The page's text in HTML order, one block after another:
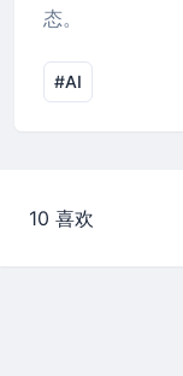
态。
#AI
10 喜欢